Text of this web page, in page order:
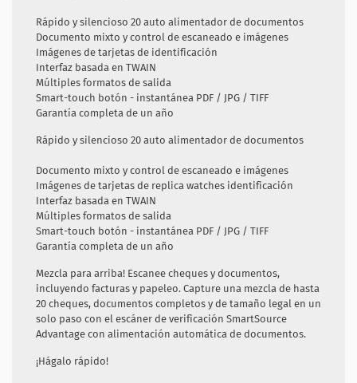
Rápido y silencioso 20 auto alimentador de documentos
Documento mixto y control de escaneado e imágenes
Imágenes de tarjetas de identificación
Interfaz basada en TWAIN
Múltiples formatos de salida
Smart-touch botón - instantánea PDF / JPG / TIFF
Garantía completa de un año
Rápido y silencioso 20 auto alimentador de documentos
Documento mixto y control de escaneado e imágenes
Imágenes de tarjetas de replica watches identificación
Interfaz basada en TWAIN
Múltiples formatos de salida
Smart-touch botón - instantánea PDF / JPG / TIFF
Garantía completa de un año
Mezcla para arriba! Escanee cheques y documentos,
incluyendo facturas y papeleo. Capture una mezcla de hasta
20 cheques, documentos completos y de tamaño legal en un
solo paso con el escáner de verificación SmartSource
Advantage con alimentación automática de documentos.
¡Hágalo rápido!